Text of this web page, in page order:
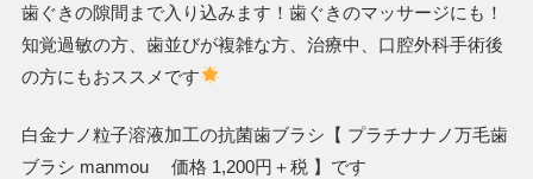
歯ぐきの隙間まで入り込みます！歯ぐきのマッサージにも！
知覚過敏の方、歯並びが複雑な方、治療中、口腔外科手術後
の方にもおススメです
白金ナノ粒子溶液加工の抗菌歯ブラシ【 プラチナナノ万毛歯
ブラシ manmou 価格 1,200円＋税 】です